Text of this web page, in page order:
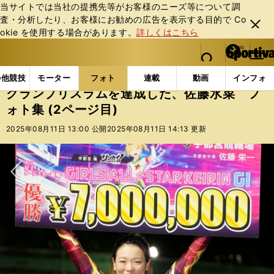
当サイトでは当社の提携先等がお客様のニーズ等について調
査・分析したり、お客様にお勧めの広告を表⽰する⽬的で Co
okie を使⽤する場合があります。詳しくはこちら
閉じ
る
web Sportiva (webスポルティーバ)
検索
マイペ
ー
ジ
メニュ
競技 モーター フォト 連載 動画 インフォ
b
ス
ポ
ル
ー
バ
フォトギャラリー コラムフォト グランプリスラム
グランプリスラムを達成した、佐藤水菜 フ
ォト集 (2ページ目)
2025年08月11日 13:00 公開 2025年08月11日 14:13 更新
次へ